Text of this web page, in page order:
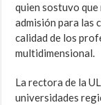
quien sostuvo
admisión para las
calidad de los
multidimensional.
La rectora de la
universidades